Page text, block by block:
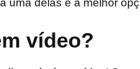
uma delas é a melhor
vídeo?